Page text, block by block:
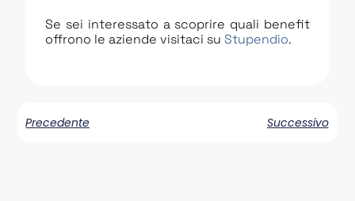
Se sei interessato a scoprire quali benefit
offrono le aziende visitaci suStupendio.
Precedente Successivo